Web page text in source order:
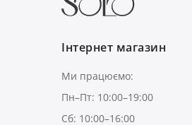
Інтернет магазин
Ми працюємо:
Пн–Пт: 10:00–19:00
Сб: 10:00–16:00